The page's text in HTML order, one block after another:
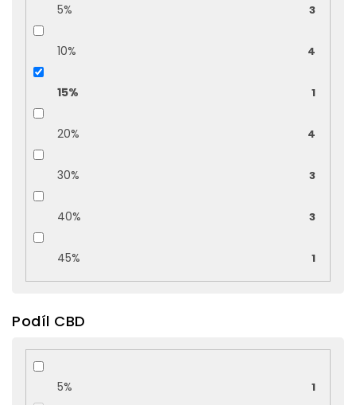
5% 3
10% 4
15% 1
20% 4
30% 3
40% 3
45% 1
Podíl CBD
5% 1